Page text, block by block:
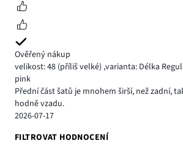
Ověřený nákup
velikost: 48 (příliš velké) ,varianta: Délka
pink
Přední část šatů je mnohem širší, než zadní,
hodně vzadu.
2026-07-17
FILTROVAT HODNOCENÍ